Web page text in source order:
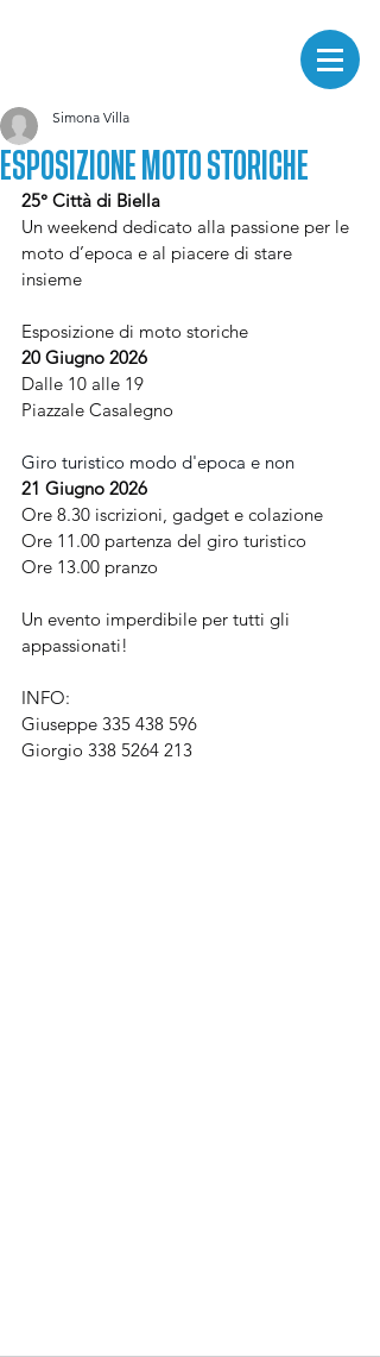
ESPOSIZIONE MOTO STORICHE
Simona Villa
25° Città di Biella
Un weekend dedicato alla passione per le
moto d’epoca e al piacere di stare
insieme
Esposizione di moto storiche
20 Giugno 2026
Dalle 10 alle 19
Piazzale Casalegno
Giro turistico modo d'epoca e non
21 Giugno 2026
Ore 8.30 iscrizioni, gadget e colazione
Ore 11.00 partenza del giro turistico
Ore 13.00 pranzo
Un evento imperdibile per tutti gli
appassionati!
INFO:
Giuseppe 335 438 596
Giorgio 338 5264 213